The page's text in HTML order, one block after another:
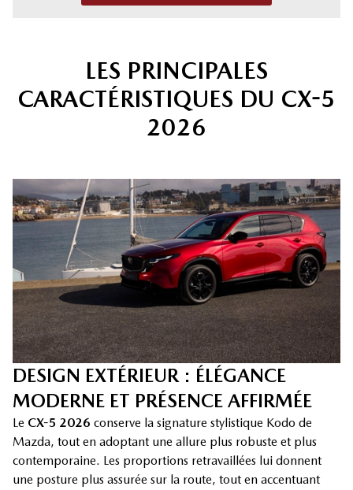
LES PRINCIPALES
CARACTÉRISTIQUES DU CX-5
2026
DESIGN EXTÉRIEUR : ÉLÉGANCE
MODERNE ET PRÉSENCE AFFIRMÉE
Le CX-5 2026 conserve la signature stylistique Kodo de
Mazda, tout en adoptant une allure plus robuste et plus
contemporaine. Les proportions retravaillées lui donnent
une posture plus assurée sur la route, tout en accentuant